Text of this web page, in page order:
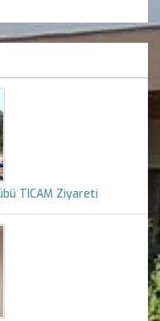
TICAM Ziyareti